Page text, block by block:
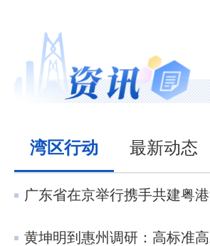
湾区行动 最新动态
广东省在京举行携手共建粤港澳大湾区•中央企业对
黄坤明到惠州调研：高标准